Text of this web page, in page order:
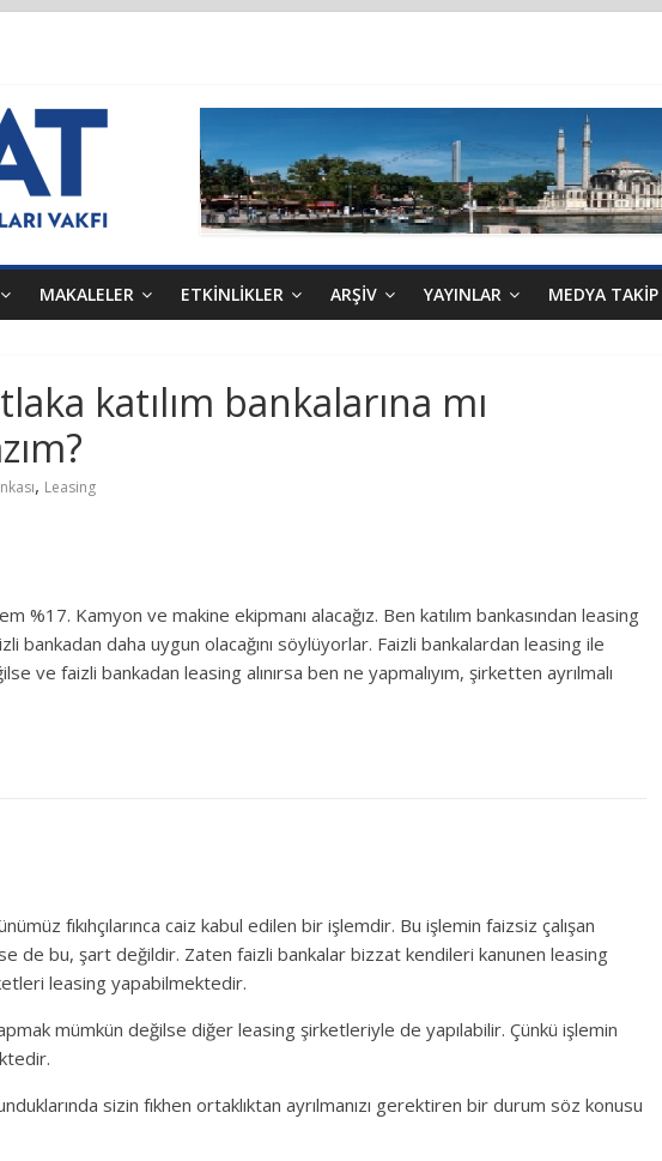
MAKALELER ETKINLIKLER ARŞIV YAYINLAR MEDYA TAKIP
katılım bankalarına mı
, Leasing
%17. Kamyon ve makine ekipmanı alacağız. Ben katılım bankasından leasing
bankadan daha uygun olacağını söylüyorlar. Faizli bankalardan leasing ile
ve faizli bankadan leasing alınırsa ben ne yapmalıyım, şirketten ayrılmalı
fıkıhçılarınca caiz kabul edilen bir işlemdir. Bu işlemin faizsiz çalışan
de bu, şart değildir. Zaten faizli bankalar bizzat kendileri kanunen leasing
leasing yapabilmektedir.
mümkün değilse diğer leasing şirketleriyle de yapılabilir. Çünkü işlemin
sizin fıkhen ortaklıktan ayrılmanızı gerektiren bir durum söz konusu